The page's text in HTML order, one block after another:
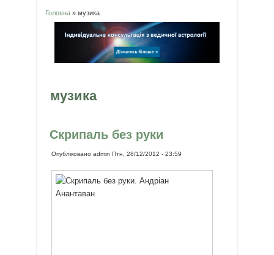
Ви є тут
Головна» музика
музика
Скрипаль без руки
Опублікованоadmin Птн, 28/12/2012 - 23:59